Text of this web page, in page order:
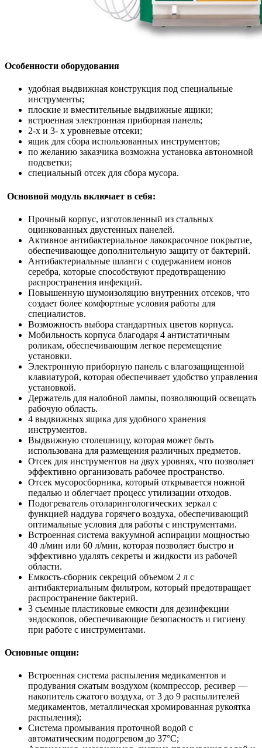
Особенности оборудования
удобная выдвижная конструкция под специальные
инструменты;
плоские и вместительные выдвижные ящики;
встроенная электронная приборная панель;
2-х и 3- х уровневые отсеки;
ящик для сбора использованных инструментов;
по желанию заказчика возможна установка автономной
подсветки;
специальный отсек для сбора мусора.
Основной модуль включает в себя:
Прочный корпус, изготовленный из стальных
оцинкованных двустенных панелей.
Активное антибактериальное лакокрасочное покрытие,
обеспечивающее дополнительную защиту от бактерий.
Антибактериальные шланги с содержанием ионов
серебра, которые способствуют предотвращению
распространения инфекций.
Повышенную шумоизоляцию внутренних отсеков, что
создает более комфортные условия работы для
специалистов.
Возможность выбора стандартных цветов корпуса.
Мобильность корпуса благодаря 4 антистатичным
роликам, обеспечивающим легкое перемещение
установки.
Электронную приборную панель с влагозащищенной
клавиатурой, которая обеспечивает удобство управления
установкой.
Держатель для налобной лампы, позволяющий освещать
рабочую область.
4 выдвижных ящика для удобного хранения
инструментов.
Выдвижную столешницу, которая может быть
использована для размещения различных предметов.
Отсек для инструментов на двух уровнях, что позволяет
эффективно организовать рабочее пространство.
Отсек мусоросборника, который открывается ножной
педалью и облегчает процесс утилизации отходов.
Подогреватель отоларингологических зеркал с
функцией наддува горячего воздуха, обеспечивающий
оптимальные условия для работы с инструментами.
Встроенная система вакуумной аспирации мощностью
40 л/мин или 60 л/мин, которая позволяет быстро и
эффективно удалять секреты и жидкости из рабочей
области.
Емкость-сборник секреций объемом 2 л с
антибактериальным фильтром, который предотвращает
распространение бактерий.
3 съемные пластиковые емкости для дезинфекции
эндоскопов, обеспечивающие безопасность и гигиену
при работе с инструментами.
Основные опции:
Встроенная система распыления медикаментов и
продувания сжатым воздухом (компрессор, ресивер —
накопитель сжатого воздуха, от 3 до 9 распылителей
медикаментов, металлическая хромированная рукоятка
распыления);
Система промывания проточной водой с
автоматическим подогревом до 37°C;